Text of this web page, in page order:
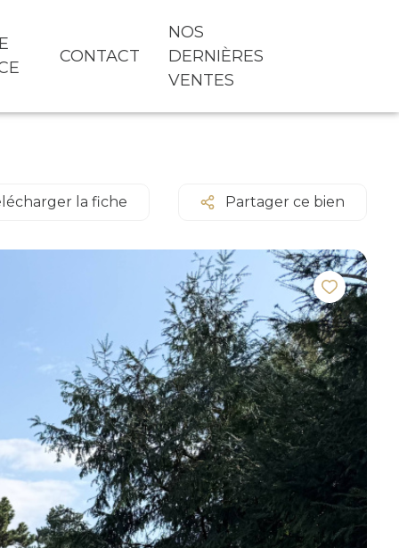
CONTACT
NOS
DERNIÈRES
VENTES
la fiche Partager ce bien